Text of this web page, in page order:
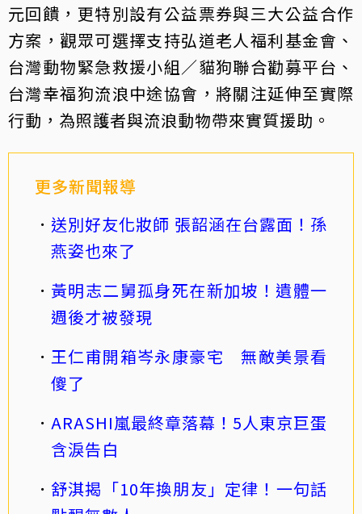
元回饋，更特別設有公益票券與三大公益合作
方案，觀眾可選擇支持弘道老人福利基金會、
台灣動物緊急救援小組／貓狗聯合勸募平台、
台灣幸福狗流浪中途協會，將關注延伸至實際
行動，為照護者與流浪動物帶來實質援助。
更多新聞報導
送別好友化妝師 張韶涵在台露面！孫
燕姿也來了
黃明志二舅孤身死在新加坡！遺體一
週後才被發現
王仁甫開箱岑永康豪宅 無敵美景看
傻了
ARASHI嵐最終章落幕！5人東京巨蛋
含淚告白
舒淇揭「10年換朋友」定律！一句話